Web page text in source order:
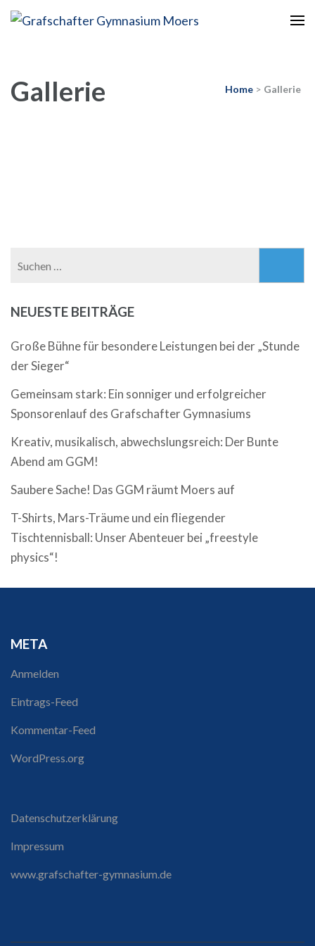
Gallerie Home > Gallerie
NEUESTE BEITRÄGE
Große Bühne für besondere Leistungen bei der „Stunde
der Sieger“
Gemeinsam stark: Ein sonniger und erfolgreicher
Sponsorenlauf des Grafschafter Gymnasiums
Kreativ, musikalisch, abwechslungsreich: Der Bunte
Abend am GGM!
Saubere Sache! Das GGM räumt Moers auf
T-Shirts, Mars-Träume und ein fliegender
Tischtennisball: Unser Abenteuer bei „freestyle
physics“!
META
Anmelden
Eintrags-Feed
Kommentar-Feed
WordPress.org
Datenschutzerklärung
Impressum
www.grafschafter-gymnasium.de